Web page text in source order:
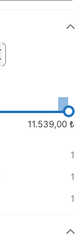
11.539,00 ₺
1
1
1